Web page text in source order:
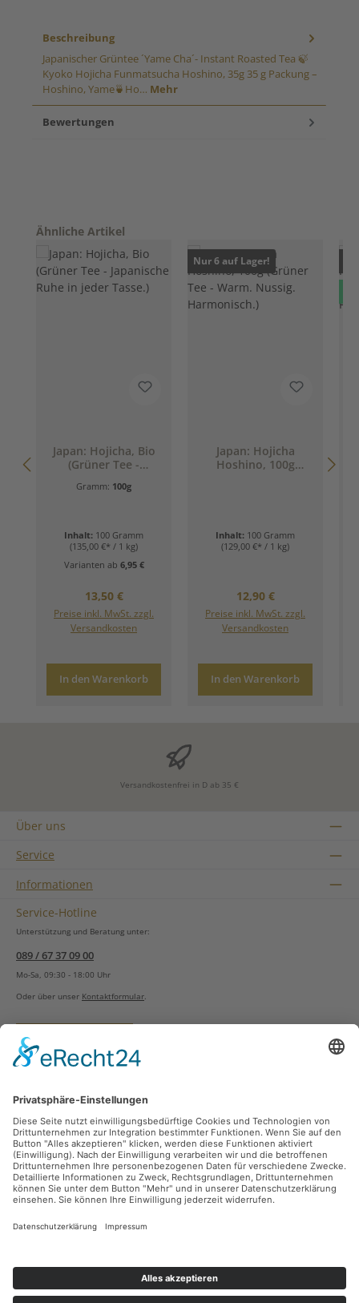
Beschreibung
Japanischer Grüntee ´Yame Cha´- Instant Roasted Tea 🍃
Kyoko Hojicha Funmatsucha Hoshino, 35g 35 g Packung –
Hoshino, Yame🍵Ho… Mehr
Bewertungen
Produktgalerie überspringen
Ähnliche Artikel
Japan: Hojicha, Bio
(Grüner Tee -
jeder Tasse.)
Gramm: 100g
Inhalt: 100 Gramm
(135,00 €* / 1 kg)
Varianten ab 6,95 €
Regulärer Preis:
13,50 €
Preise inkl. MwSt. zzgl.
Versandkosten
In den Warenkorb
Nur 6 auf Lager!
Japan: Hojicha
Hoshino, 100g
Inhalt: 100 Gramm
(129,00 €* / 1 kg)
Regulärer Preis:
12,90 €
Preise inkl. MwSt. zzgl.
Versandkosten
In den Warenkorb
Versandkostenfrei in D ab 35 €
Über uns
Service
Informationen
Service-Hotline
Unterstützung und Beratung unter:
089 / 67 37 09 00
Mo-Sa, 09:30 - 18:00 Uhr
Oder über unser Kontaktformular.
Vertrag widerrufen
Zahlungsarten
Sicher Einkaufen
Ladengeschäft
Newsletter
Facebook Instagram